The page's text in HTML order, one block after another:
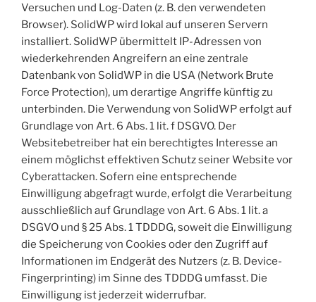
Versuchen und Log-Daten (z. B. den verwendeten
Browser). SolidWP wird lokal auf unseren Servern
installiert. SolidWP übermittelt IP-Adressen von
wiederkehrenden Angreifern an eine zentrale
Datenbank von SolidWP in die USA (Network Brute
Force Protection), um derartige Angriffe künftig zu
unterbinden. Die Verwendung von SolidWP erfolgt auf
Grundlage von Art. 6 Abs. 1 lit. f DSGVO. Der
Websitebetreiber hat ein berechtigtes Interesse an
einem möglichst effektiven Schutz seiner Website vor
Cyberattacken. Sofern eine entsprechende
Einwilligung abgefragt wurde, erfolgt die Verarbeitung
ausschließlich auf Grundlage von Art. 6 Abs. 1 lit. a
DSGVO und § 25 Abs. 1 TDDDG, soweit die Einwilligung
die Speicherung von Cookies oder den Zugriff auf
Informationen im Endgerät des Nutzers (z. B. Device-
Fingerprinting) im Sinne des TDDDG umfasst. Die
Einwilligung ist jederzeit widerrufbar.